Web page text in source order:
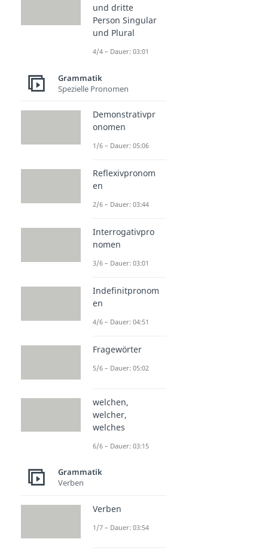
und dritte
Person Singular
und Plural
4/4 – Dauer: 03:01
Grammatik
Spezielle Pronomen
Demonstrativpr
onomen
1/6 – Dauer: 05:06
Reflexivpronom
en
2/6 – Dauer: 03:44
Interrogativpro
nomen
3/6 – Dauer: 03:01
Indefinitpronom
en
4/6 – Dauer: 04:51
Fragewörter
5/6 – Dauer: 05:02
welchen,
welcher,
welches
6/6 – Dauer: 03:15
Grammatik
Verben
Verben
1/7 – Dauer: 03:54